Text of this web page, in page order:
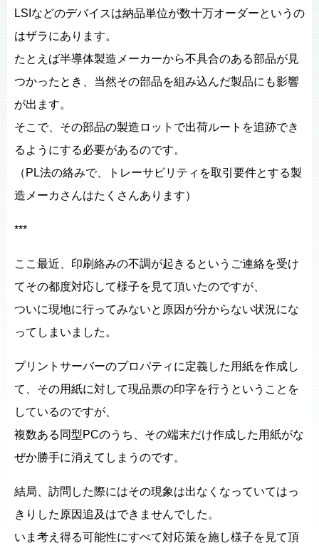
LSIなどのデバイスは納品単位が数十万オーダーというの
はザラにあります。
たとえば半導体製造メーカーから不具合のある部品が見
つかったとき、当然その部品を組み込んだ製品にも影響
が出ます。
そこで、その部品の製造ロットで出荷ルートを追跡でき
るようにする必要があるのです。
（PL法の絡みで、トレーサビリティを取引要件とする製
造メーカさんはたくさんあります）
***
ここ最近、印刷絡みの不調が起きるというご連絡を受け
てその都度対応して様子を見て頂いたのですが、
ついに現地に行ってみないと原因が分からない状況にな
ってしまいました。
プリントサーバーのプロパティに定義した用紙を作成し
て、その用紙に対して現品票の印字を行うということを
しているのですが、
複数ある同型PCのうち、その端末だけ作成した用紙がな
ぜか勝手に消えてしまうのです。
結局、訪問した際にはその現象は出なくなっていてはっ
きりした原因追及はできませんでした。
いま考え得る可能性にすべて対応策を施し様子を見て頂